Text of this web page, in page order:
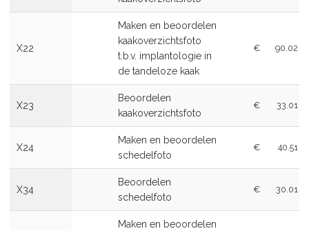
X22
Maken en beoordelen
kaakoverzichtsfoto
t.b.v. implantologie in
de tandeloze kaak
€ 90.02
X23
Beoordelen
kaakoverzichtsfoto
€ 33.01
X24
Maken en beoordelen
schedelfoto
€ 40.51
X34
Beoordelen
schedelfoto
€ 30.01
Maken en beoordelen